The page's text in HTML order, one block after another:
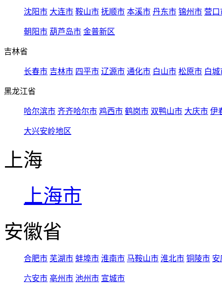
沈阳市 大连市 鞍山市 抚顺市 本溪市 丹东市 锦州市 营口
朝阳市 葫芦岛市 金普新区
吉林省
长春市 吉林市 四平市 辽源市 通化市 白山市 松原市 白城
黑龙江省
哈尔滨市 齐齐哈尔市 鸡西市 鹤岗市 双鸭山市 大庆市 伊
大兴安岭地区
上海
上海市
安徽省
合肥市 芜湖市 蚌埠市 淮南市 马鞍山市 淮北市 铜陵市 安
六安市 亳州市 池州市 宣城市